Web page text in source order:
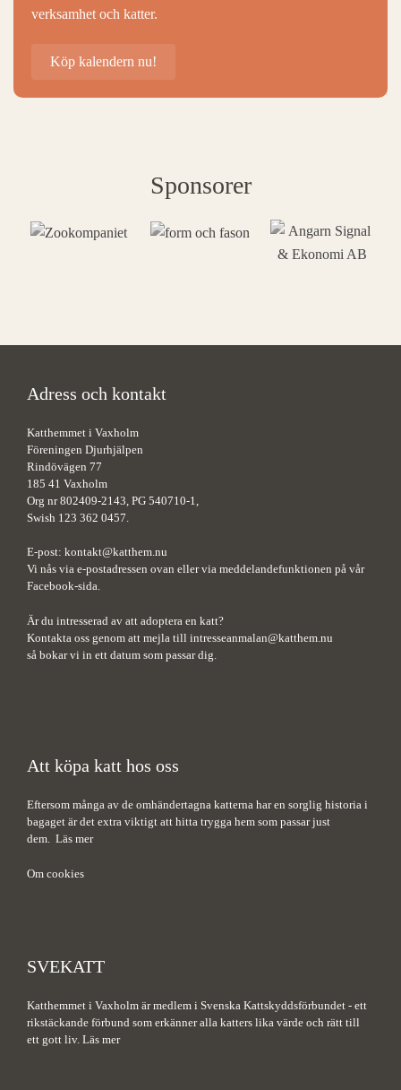
verksamhet och katter.
Köp kalendern nu!
Sponsorer
Adress och kontakt
Katthemmet i Vaxholm
Föreningen Djurhjälpen
Rindövägen 77
185 41 Vaxholm
Org nr 802409-2143, PG 540710-1,
Swish 123 362 0457.
E-post: kontakt@katthem.nu
Vi nås via e-postadressen ovan eller via meddelandefunktionen på vår
Facebook-sida.
Är du intresserad av att adoptera en katt?
Kontakta oss genom att mejla till intresseanmalan@katthem.nu
så bokar vi in ett datum som passar dig.
Att köpa katt hos oss
Eftersom många av de omhändertagna katterna har en sorglig historia i
bagaget är det extra viktigt att hitta trygga hem som passar just
dem. Läs mer
Om cookies
SVEKATT
Katthemmet i Vaxholm är medlem i Svenska Kattskyddsförbundet - ett
rikstäckande förbund som erkänner alla katters lika värde och rätt till
ett gott liv. Läs mer